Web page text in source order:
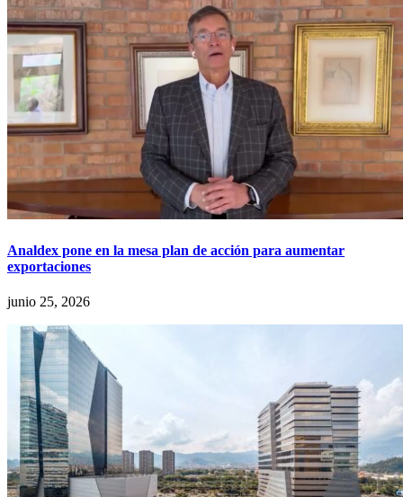
Analdex pone en la mesa plan de acción para aumentar
exportaciones
junio 25, 2026